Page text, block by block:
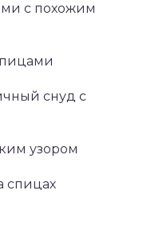
с похожим
снуд с
узором
спицах